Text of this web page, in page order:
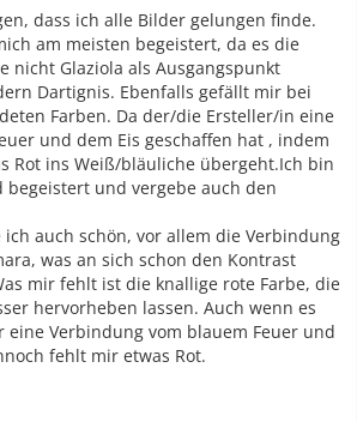
dass ich alle Bilder gelungen finde.
am meisten begeistert, da es die
nicht Glaziola als Ausgangspunkt
Dartignis. Ebenfalls gefällt mir bei
Farben. Da der/die Ersteller/in eine
und dem Eis geschaffen hat , indem
Rot ins Weiß/bläuliche übergeht.Ich bin
begeistert und vergebe auch den
auch schön, vor allem die Verbindung
was an sich schon den Kontrast
mir fehlt ist die knallige rote Farbe, die
hervorheben lassen. Auch wenn es
eine Verbindung vom blauem Feuer und
fehlt mir etwas Rot.